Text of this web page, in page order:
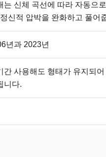
는 신체 곡선에 따라 자동으
신적 압박을 완화하고 풀어
년과 2023년
간 사용해도 형태가 유지되
니다.